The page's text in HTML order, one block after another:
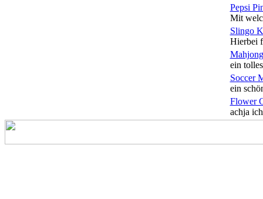
Pepsi
Mit
Slingo
Hierbei
ein
Soccer
ein
Flower
achja